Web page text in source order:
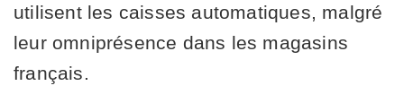
utilisent les caisses automatiques, malgré
leur omniprésence dans les magasins
français.